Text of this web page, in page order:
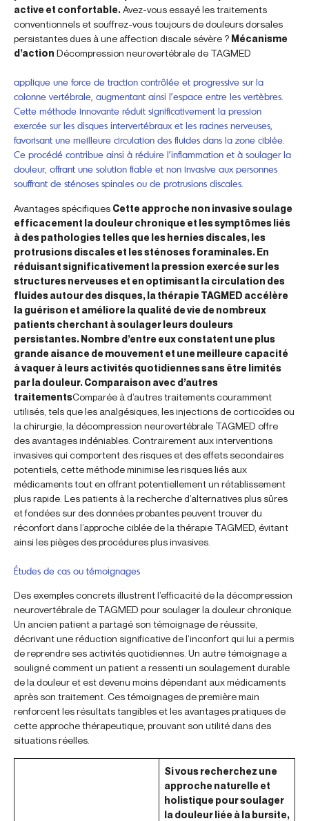
active et confortable.Avez-vous essayé les traitements
conventionnels et souffrez-vous toujours de douleurs dorsales
persistantes dues à une affection discale sévère ? Mécanisme
d’action Décompression neurovertébrale de TAGMED
applique une force de traction contrôlée et progressive sur la
colonne vertébrale, augmentant ainsi l’espace entre les vertèbres.
Cette méthode innovante réduit significativement la pression
exercée sur les disques intervertébraux et les racines nerveuses,
favorisant une meilleure circulation des fluides dans la zone ciblée.
Ce procédé contribue ainsi à réduire l’inflammation et à soulager la
douleur, offrant une solution fiable et non invasive aux personnes
souffrant de sténoses spinales ou de protrusions discales.
Avantages spécifiques Cette approche non invasive soulage
efficacement la douleur chronique et les symptômes liés
à des pathologies telles que les hernies discales, les
protrusions discales et les sténoses foraminales. En
réduisant significativement la pression exercée sur les
structures nerveuses et en optimisant la circulation des
fluides autour des disques, la thérapie TAGMED accélère
la guérison et améliore la qualité de vie de nombreux
patients cherchant à soulager leurs douleurs
persistantes. Nombre d’entre eux constatent une plus
grande aisance de mouvement et une meilleure capacité
à vaquer à leurs activités quotidiennes sans être limités
par la douleur. Comparaison avec d’autres
traitementsComparée à d’autres traitements couramment
utilisés, tels que les analgésiques, les injections de corticoïdes ou
la chirurgie, la décompression neurovertébrale TAGMED offre
des avantages indéniables. Contrairement aux interventions
invasives qui comportent des risques et des effets secondaires
potentiels, cette méthode minimise les risques liés aux
médicaments tout en offrant potentiellement un rétablissement
plus rapide. Les patients à la recherche d’alternatives plus sûres
et fondées sur des données probantes peuvent trouver du
réconfort dans l’approche ciblée de la thérapie TAGMED, évitant
ainsi les pièges des procédures plus invasives.
Études de cas ou témoignages
Des exemples concrets illustrent l’efficacité de la décompression
neurovertébrale de TAGMED pour soulager la douleur chronique.
Un ancien patient a partagé son témoignage de réussite,
décrivant une réduction significative de l’inconfort qui lui a permis
de reprendre ses activités quotidiennes. Un autre témoignage a
souligné comment un patient a ressenti un soulagement durable
de la douleur et est devenu moins dépendant aux médicaments
après son traitement. Ces témoignages de première main
renforcent les résultats tangibles et les avantages pratiques de
cette approche thérapeutique, prouvant son utilité dans des
situations réelles.
Si vous recherchez une
approche naturelle et
holistique pour soulager
la douleur liée à la bursite,